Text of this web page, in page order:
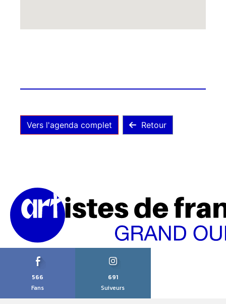
Vers l'agenda complet Retour
566
Fans
691
Suiveurs